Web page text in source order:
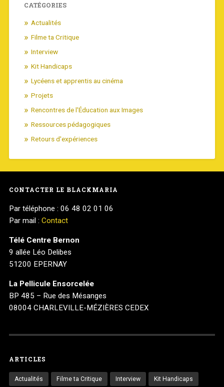
CATÉGORIES
Actualités
Filme ta Critique
Interview
Kit Handicaps
Lycéens et apprentis au cinéma
Projets
Rencontres de l'Éducation aux Images
Ressources pédagogiques
Retours d'expériences
CONTACTER LE BLACKMARIA
Par téléphone : 06 48 02 01 06
Par mail : Contact
Télé Centre Bernon
9 allée Léo Delibes
51200 EPERNAY
La Pellicule Ensorcelée
BP 485 – Rue des Mésanges
08004 CHARLEVILLE-MÉZIÈRES CEDEX
ARTICLES
Actualités Filme ta Critique Interview Kit Handicaps